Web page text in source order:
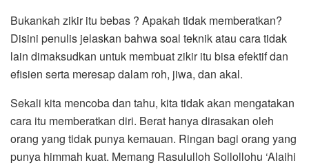
Bukankah zikir itu bebas ? Apakah tidak memberatkan?
Disini penulis jelaskan bahwa soal teknik atau cara tidak
lain dimaksudkan untuk membuat zikir itu bisa efektif dan
efisien serta meresap dalam roh, jiwa, dan akal.
Sekali kita mencoba dan tahu, kita tidak akan mengatakan
cara itu memberatkan diri. Berat hanya dirasakan oleh
orang yang tidak punya kemauan. Ringan bagi orang yang
punya himmah kuat. Memang Rasululloh Sollollohu ‘Alaihi